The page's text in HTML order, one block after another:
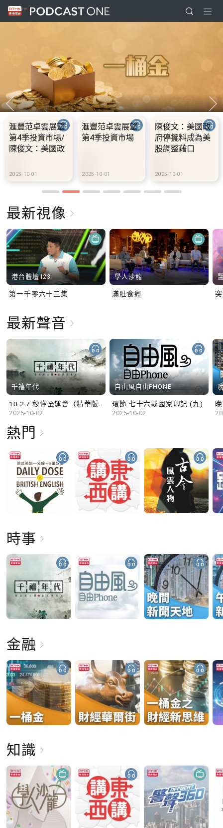
滙豐范卓雲展望
第4季投資市場/
陳俊文：美國政
股調整藉口
2025-10-01
滙豐范卓雲展望
第4季投資市場
2025-10-01
陳俊文：美國政
府停擺料成為美
股調整藉口
2025-10-01
最新視像
港台體壇123
第一千零六十三集
學人沙龍
滿肚食經
最新聲音
千禧年代
2025-10-02
自由風自由PHONE
環節 七十六載國家印記 (九)
2025-10-02
熱門
時事
金融
知識